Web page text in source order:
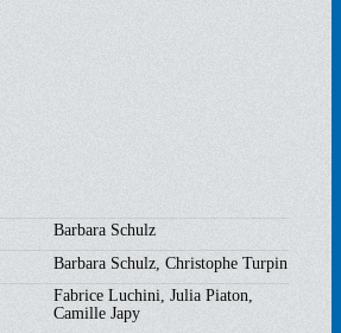
Barbara Schulz
Barbara Schulz, Christophe Turpin
Fabrice Luchini, Julia Piaton,
Camille Japy